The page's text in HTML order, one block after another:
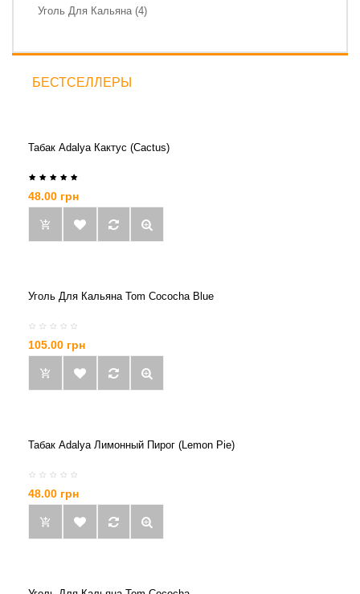
Уголь Для Кальяна (4)
БЕСТСЕЛЛЕРЫ
Табак Adalya Кактус (Cactus)
48.00 грн
Уголь Для Кальяна Tom Cococha Blue
105.00 грн
Табак Adalya Лимонный Пирог (Lemon Pie)
48.00 грн